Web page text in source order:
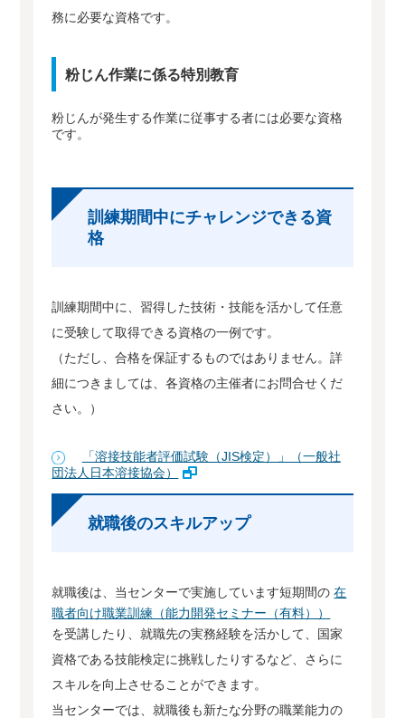
務に必要な資格です。
粉じん作業に係る特別教育
粉じんが発生する作業に従事する者には必要な資格
です。
訓練期間中にチャレンジできる資
格
訓練期間中に、習得した技術・技能を活かして任意
に受験して取得できる資格の一例です。
（ただし、合格を保証するものではありません。詳
細につきましては、各資格の主催者にお問合せくだ
さい。）
「溶接技能者評価試験（JIS検定）」（一般社
団法人日本溶接協会）
就職後のスキルアップ
就職後は、当センターで実施しています短期間の 在
職者向け職業訓練（能力開発セミナー（有料））
を受講したり、就職先の実務経験を活かして、国家
資格である技能検定に挑戦したりするなど、さらに
スキルを向上させることができます。
当センターでは、就職後も新たな分野の職業能力の